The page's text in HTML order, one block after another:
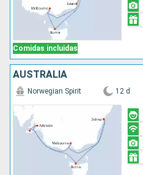
Comidas incluidas
AUSTRALIA
Norwegian Spirit 12 d